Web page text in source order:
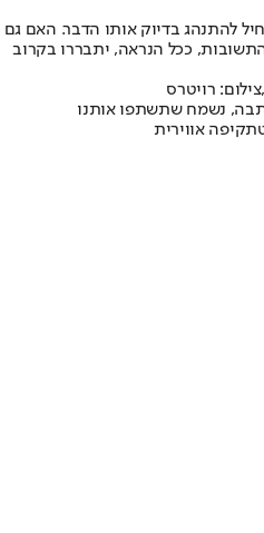
התחיל להתנהג בדיוק אותו הדבר. האם גם
ככל הנראה, יתבררו בקרוב
רויטרס
נשמח שתשתפו אותנו
תקיפה אווירית